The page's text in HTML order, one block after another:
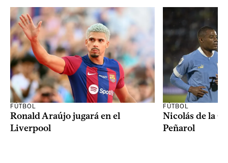
FÚTBOL
Ronald Araújo jugará en el
Liverpool
FÚTBOL
Nicolás de la
Peñarol